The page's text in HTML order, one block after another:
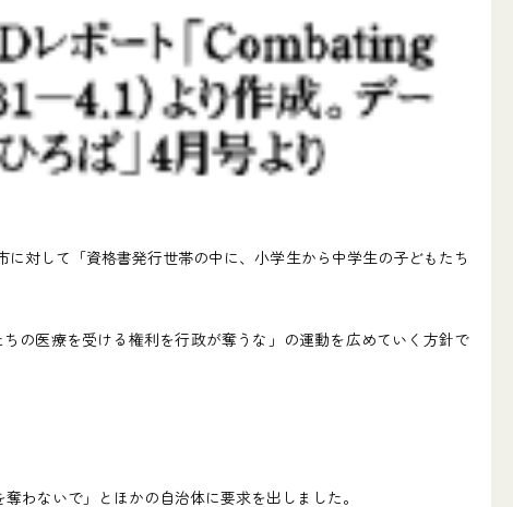
対して「資格書発行世帯の中に、小学生から中学生の子どもたち
の医療を受ける権利を行政が奪うな」の運動を広めていく方針で
わないで」とほかの自治体に要求を出しました。